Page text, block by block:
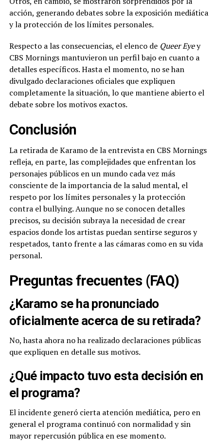
acción, generando debates sobre la exposición mediática
y la protección de los límites personales.
Respecto a las consecuencias, el elenco de Queer Eyey
CBS Mornings mantuvieron un perfil bajo en cuanto a
detalles específicos. Hasta el momento, no se han
divulgado declaraciones oficiales que expliquen
completamente la situación, lo que mantiene abierto el
debate sobre los motivos exactos.
Conclusión
La retirada de Karamo de la entrevista en CBS Mornings
refleja, en parte, las complejidades que enfrentan los
personajes públicos en un mundo cada vez más
consciente de la importancia de la salud mental, el
respeto por los límites personales y la protección
contra el bullying. Aunque no se conocen detalles
precisos, su decisión subraya la necesidad de crear
espacios donde los artistas puedan sentirse seguros y
respetados, tanto frente a las cámaras como en su vida
personal.
Preguntas frecuentes (FAQ)
¿Karamo se ha pronunciado
oficialmente acerca de su retirada?
No, hasta ahora no ha realizado declaraciones públicas
que expliquen en detalle sus motivos.
¿Qué impacto tuvo esta decisión en
el programa?
El incidente generó cierta atención mediática, pero en
general el programa continuó con normalidad y sin
mayor repercusión pública en ese momento.